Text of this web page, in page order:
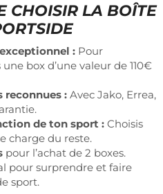
CHOISIR LA BOÎTE
: Pour
box d’une valeur de 110€
reconnues : Avec Jako, Errea,
de ton sport : Choisis
charge du reste.
pour l’achat de 2 boxes.
pour surprendre et faire
sport.